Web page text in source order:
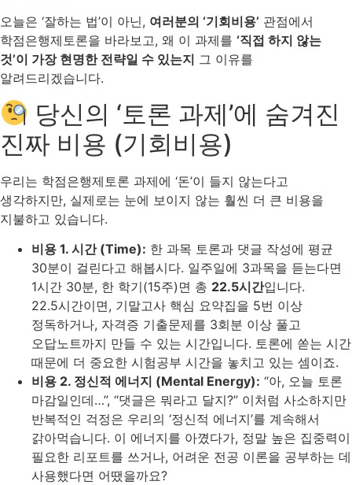
오늘은 ‘잘하는 법’이 아닌, 여러분의 ‘기회비용’ 관점에서
학점은행제토론을 바라보고, 왜 이 과제를 ‘직접 하지 않는
것’이 가장 현명한 전략일 수 있는지 그 이유를
알려드리겠습니다.
당신의 ‘토론 과제’에 숨겨진
진짜 비용 (기회비용)
우리는 학점은행제토론 과제에 ‘돈’이 들지 않는다고
생각하지만, 실제로는 눈에 보이지 않는 훨씬 더 큰 비용을
지불하고 있습니다.
비용 1. 시간 (Time): 한 과목 토론과 댓글 작성에 평균
30분이 걸린다고 해봅시다. 일주일에 3과목을 듣는다면
1시간 30분, 한 학기(15주)면 총 22.5시간입니다.
22.5시간이면, 기말고사 핵심 요약집을 5번 이상
정독하거나, 자격증 기출문제를 3회분 이상 풀고
오답노트까지 만들 수 있는 시간입니다. 토론에 쏟는 시간
때문에 더 중요한 시험공부 시간을 놓치고 있는 셈이죠.
비용 2. 정신적 에너지 (Mental Energy): “아, 오늘 토론
마감일인데…”, “댓글은 뭐라고 달지?” 이처럼 사소하지만
반복적인 걱정은 우리의 ‘정신적 에너지’를 계속해서
갉아먹습니다. 이 에너지를 아꼈다가, 정말 높은 집중력이
필요한 리포트를 쓰거나, 어려운 전공 이론을 공부하는 데
사용했다면 어땠을까요?